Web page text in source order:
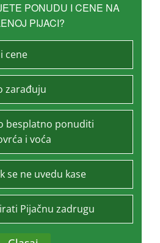
PONUDU I CENE NA
PIJACI?
cene
zarađuju
besplatno ponuditi
i voća
se ne uvedu kase
Pijačnu zadrugu